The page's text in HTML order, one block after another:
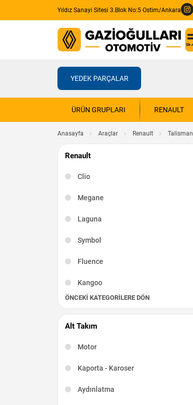
Yıldız Sanayi Sitesi 3.Blok No:5 Ostim/Ankara
YEDEK PARÇALAR
ÜRÜN GRUPLARI RENAULT
Anasayfa Araçlar Renault Talisman
Renault
Clio
Megane
Laguna
Symbol
Fluence
Kangoo
Scenic
R19
Kadjar
Talisman
ÖNCEKI KATEGORILERE DÖN
Alt Takım
Motor
Kaporta - Karoser
Aydınlatma